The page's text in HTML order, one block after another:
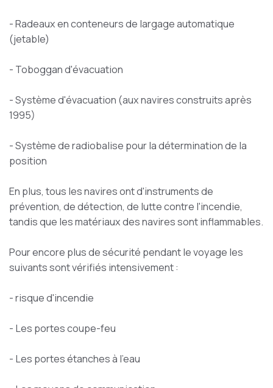
- Radeaux en conteneurs de largage automatique
(jetable)
- Toboggan d'évacuation
- Système d'évacuation (aux navires construits après
1995)
- Système de radiobalise pour la détermination de la
position
En plus, tous les navires ont d'instruments de
prévention, de détection, de lutte contre l'incendie,
tandis que les matériaux des navires sont inflammables.
Pour encore plus de sécurité pendant le voyage les
suivants sont vérifiés intensivement :
- risque d'incendie
- Les portes coupe-feu
- Les portes étanches à l'eau